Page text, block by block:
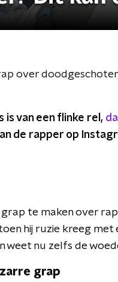
over
is van een flinke rel,
de rapper op
te maken over
hij ruzie kreeg met
weet nu zelfs de
grap